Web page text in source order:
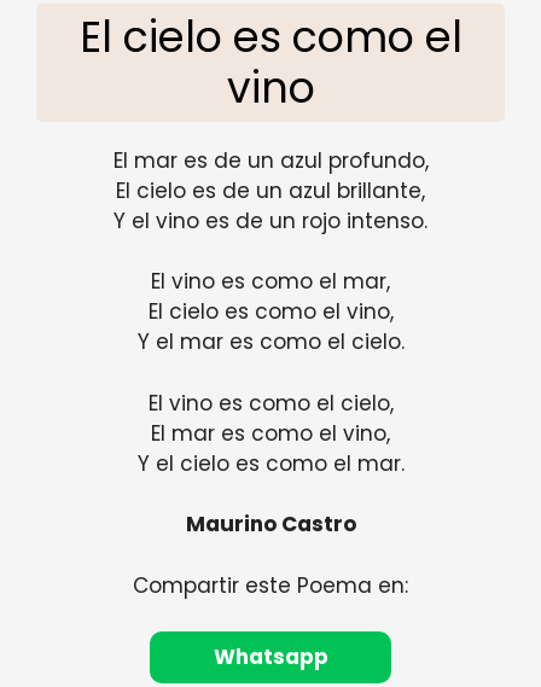
El cielo es como el
vino
El mar es de un azul profundo,
El cielo es de un azul brillante,
Y el vino es de un rojo intenso.
El vino es como el mar,
El cielo es como el vino,
Y el mar es como el cielo.
El vino es como el cielo,
El mar es como el vino,
Y el cielo es como el mar.
Maurino Castro
Compartir este Poema en:
Whatsapp